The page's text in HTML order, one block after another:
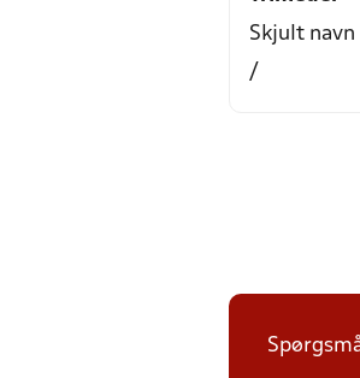
Skjult navn
/